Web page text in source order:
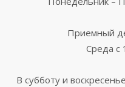
Приемный
Среда с
В субботу и